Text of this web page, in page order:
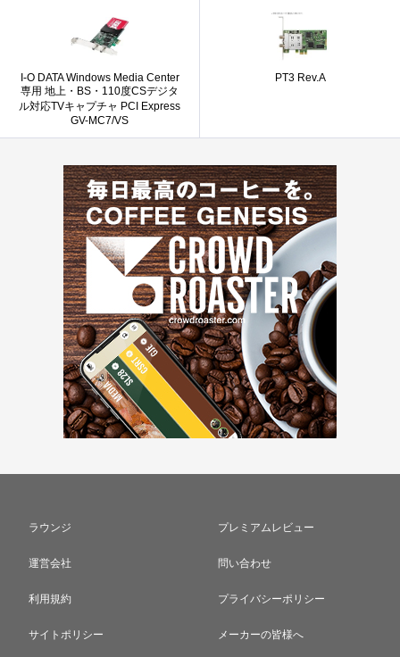
I-O DATA Windows Media Center
専用 地上・BS・110度CSデジタ
ル対応TVキャプチャ PCI Express
GV-MC7/VS
PT3 Rev.A
ラウンジ プレミアムレビュー
運営会社 問い合わせ
利用規約 プライバシーポリシー
サイトポリシー メーカーの皆様へ